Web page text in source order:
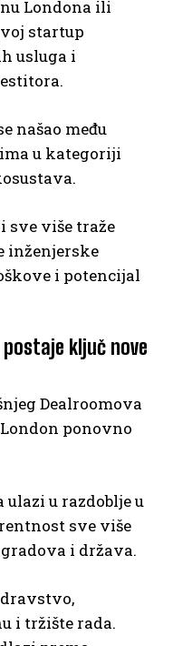
Londona ili
startup
usluga i
našao među
u kategoriji
sve više traže
inženjerske
i potencijal
ključ nove
Dealroomova
ponovno
ulazi u razdoblje u
sve više
i država.
i tržište rada.